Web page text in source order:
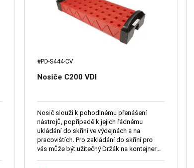
#PD-S444-CV
Nosiče C200 VDI
Nosič slouží k pohodlnému přenášení
nástrojů, popřípadě k jejich řádnému
ukládání do skříní ve výdejnách a na
pracovištích. Pro zakládání do skříní pro
vás může být užitečný Držák na kontejner